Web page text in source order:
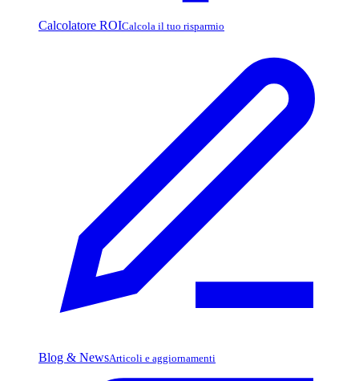
Calcolatore ROICalcola il tuo risparmio
Blog & NewsArticoli e aggiornamenti